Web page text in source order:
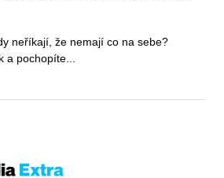
neříkají, že nemají co na sebe?
a pochopíte...